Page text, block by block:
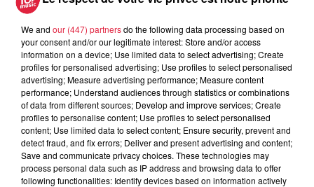
5 août 2026
Europa-Park : des précisons sur
l’après Euro-Mir
We and our (447) partnersdo the following data processing based on
your consent and/or our legitimate interest: Store and/or access
information on a device; Use limited data to select advertising; Create
profiles for personalised advertising; Use profiles to select personalised
advertising; Measure advertising performance; Measure content
performance; Understand audiences through statistics or combinations
of data from different sources; Develop and improve services; Create
profiles to personalise content; Use profiles to select personalised
content; Use limited data to select content; Ensure security, prevent and
detect fraud, and fix errors; Deliver and present advertising and content;
Save and communicate privacy choices. These technologies may
process personal data such as IP address and browsing data to offer
following functionalities: Identify devices based on information actively